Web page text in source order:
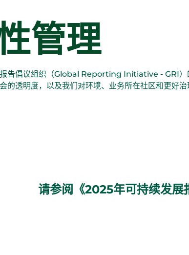
管理
告倡议组织（Global Reporting Initiative - GRI）
的透明度，以及我们对环境、业务所在社区和更好治
请参阅《2025年可持续发展